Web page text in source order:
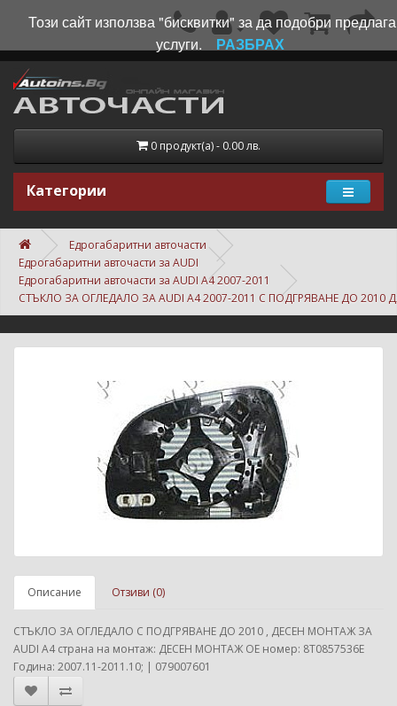
0 продукт(а) - 0.00 лв.
Категории
Едрогабаритни авточасти
Едрогабаритни авточасти за AUDI
Едрогабаритни авточасти за AUDI A4 2007-2011
СТЪКЛО ЗА ОГЛЕДАЛО ЗА AUDI A4 2007-2011 С ПОДГРЯВАНЕ ДО 2010
Описание Отзиви (0)
СТЪКЛО ЗА ОГЛЕДАЛО С ПОДГРЯВАНЕ ДО 2010 , ДЕСЕН МОНТАЖ ЗА
AUDI A4 страна на монтаж: ДЕСЕН МОНТАЖ ОЕ номер: 8T0857536E
Година: 2007.11-2011.10; | 079007601
Този сайт използва "бисквитки" за да подобри
услуги.
РАЗБРАХ